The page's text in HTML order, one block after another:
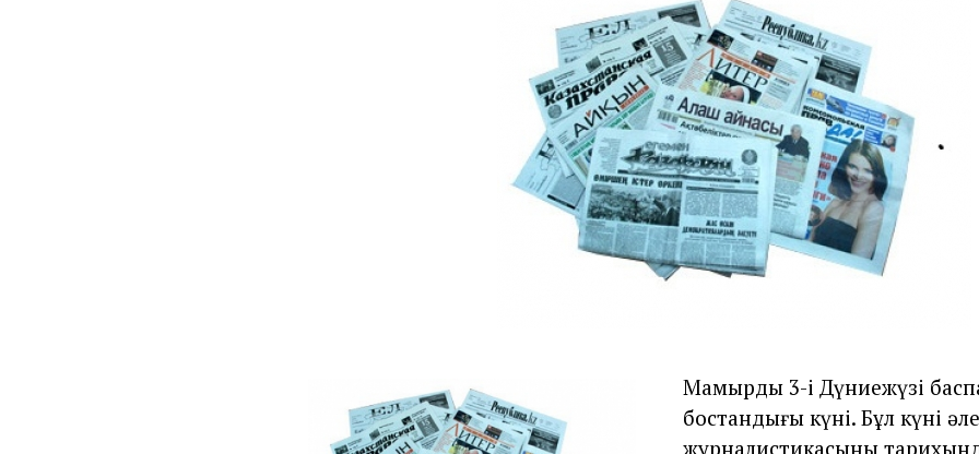
2
0
1
2
Мамырдың 3-і Дүниежүзі
бостандығы күні. Бұл күні
журналистикасының